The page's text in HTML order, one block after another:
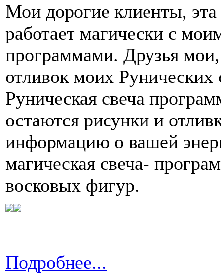
Мои дорогие клиенты, эта
работает магически с
программами. Друзья
отливок моих Рунических
Руническая свеча
остаются рисунки и
информацию о вашей
магическая свеча-
восковых фигур.
Подробнее...